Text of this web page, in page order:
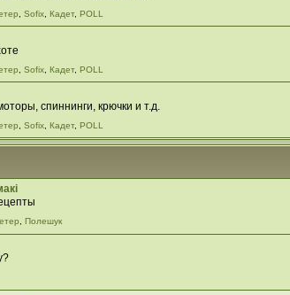
,Sofix ,Кадет,POLL
,Sofix ,Кадет,POLL
спиннинги, крючки и т.д.
,Sofix ,Кадет,POLL
, Полешук